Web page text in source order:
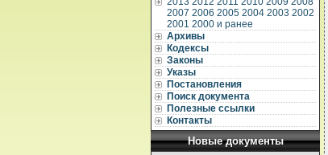
2007 2006 2005 2004 2003 2002
2001 2000 и ранее
Архивы
Кодексы
Законы
Указы
Постановления
Поиск документа
Полезные ссылки
Контакты
Новые документы